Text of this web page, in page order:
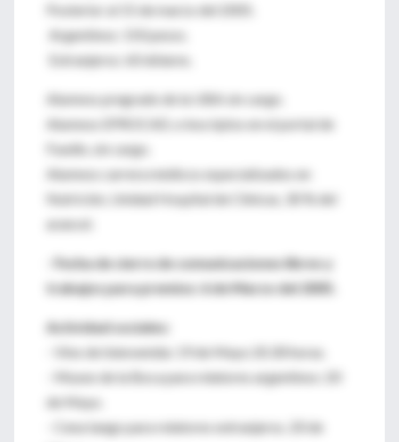
Posterior al 15 de marzo del 2005.
Argentinos: 150 pesos.
Extranjeros: 60 dólares.
Alumnos pregrado de la UBA sin cargo.
Alumnos EPROCAD, e inscriptos en el portal de
Fuedin, sin cargo.
Alumnos carrera médicos especializados en
Nutrición, Unidad Hospital de Clínicas, 30 % del
arancel.
- Fecha de cierre de comunicaciones libres y
trabajos para premios: 6 de Marzo del 2005.
Actividad sociales:
- Vino de bienvenida: 19 de Mayo 20.30 horas.
- Museo de la Boca para relatores argentinos: 20
de Mayo.
- Cena tango para relatores extranjeros. 20 de